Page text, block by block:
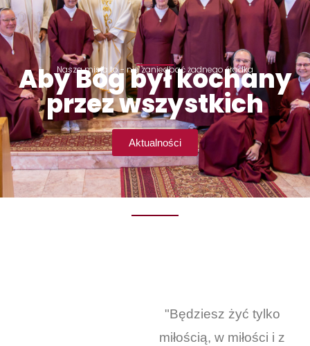
Nasza misja to - nie zaniedbać żadnego środka
Aby Bóg był kochany
przez wszystkich
Aktualności
"Będziesz żyć tylko
miłością, w miłości i z